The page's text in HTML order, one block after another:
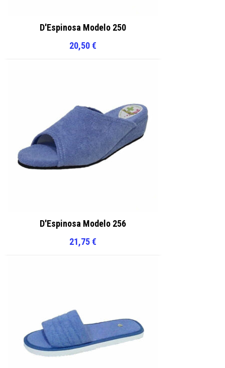
D'Espinosa Modelo 250
20,50€
D'Espinosa Modelo 256
21,75€